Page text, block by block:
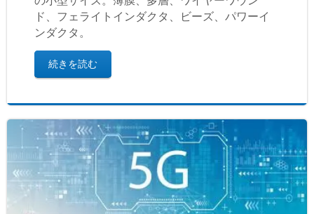
ド、フェライトインダクタ、ビーズ、パワーイ
ンダクタ。
続きを読む